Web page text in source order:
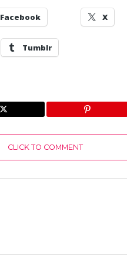
Facebook X
Tumblr
CLICK TO COMMENT